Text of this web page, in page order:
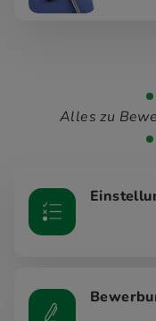
Alles zu